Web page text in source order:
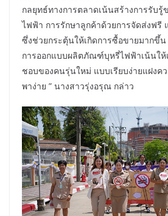
กลยุทธ์ทางการตลาดเน้นสร้างการรับ
ไฟฟ้า การรักษาลูกค้าด้วยการจัดส่งฟรี
ซึ่งช่วยกระตุ้นให้เกิดการซื้อขายมากขึ้
การออกแบบผลิตภัณฑ์บุหรี่ไฟฟ้าเน้นให้
ชอบของคนรุ่นใหม่ แบบเรียบง่ายแฝงค
พาง่าย ” นางสาวรุ่งอรุณ กล่าว